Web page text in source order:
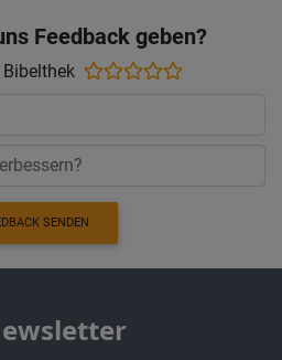
Feedback geben?
SENDEN